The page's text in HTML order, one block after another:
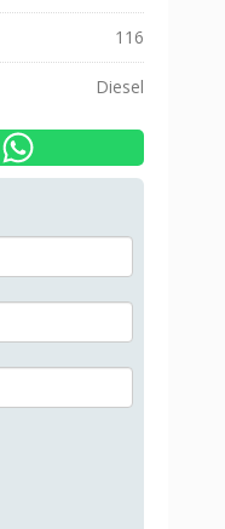
116
Diesel